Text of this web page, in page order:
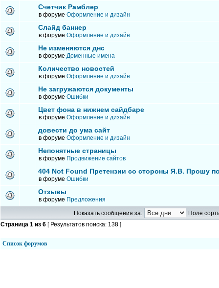
Счетчик Рамблер
в форуме Оформление и дизайн
Слайд баннер
в форуме Оформление и дизайн
Не изменяются днс
в форуме Доменные имена
Количество новостей
в форуме Оформление и дизайн
Не загружаются документы
в форуме Ошибки
Цвет фона в нижнем сайдбаре
в форуме Оформление и дизайн
довести до ума сайт
в форуме Оформление и дизайн
Непонятные страницы
в форуме Продвижение сайтов
404 Not Found Претензии со стороны Я.В. Прошу
в форуме Ошибки
Отзывы
в форуме Предложения
Показать сообщения за:
Поле
Страница 1 из 6 [ Результатов поиска: 138 ]
Список форумов